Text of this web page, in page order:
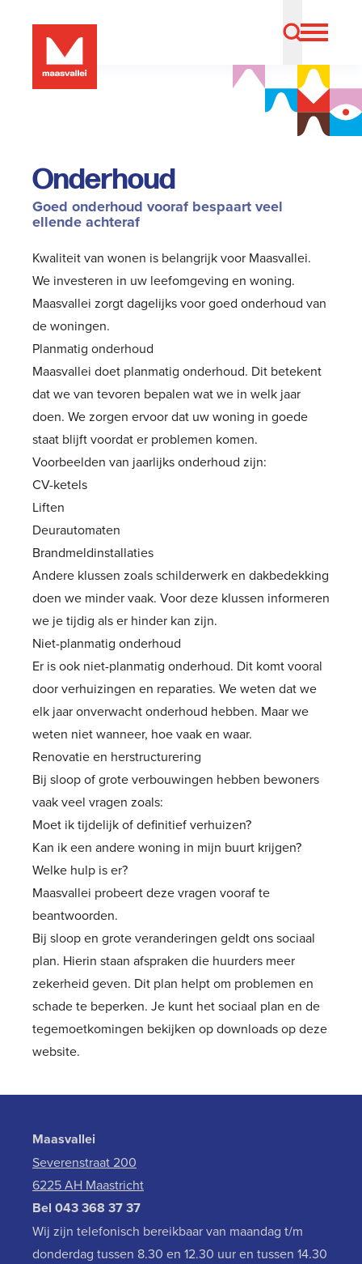
Onderhoud
Goed onderhoud vooraf bespaart veel
ellende achteraf
Kwaliteit van wonen is belangrijk voor Maasvallei.
We investeren in uw leefomgeving en woning.
Maasvallei zorgt dagelijks voor goed onderhoud van
de woningen.
Planmatig onderhoud
Maasvallei doet planmatig onderhoud. Dit betekent
dat we van tevoren bepalen wat we in welk jaar
doen. We zorgen ervoor dat uw woning in goede
staat blijft voordat er problemen komen.
Voorbeelden van jaarlijks onderhoud zijn:
CV-ketels
Liften
Deurautomaten
Brandmeldinstallaties
Andere klussen zoals schilderwerk en dakbedekking
doen we minder vaak. Voor deze klussen informeren
we je tijdig als er hinder kan zijn.
Niet-planmatig onderhoud
Er is ook niet-planmatig onderhoud. Dit komt vooral
door verhuizingen en reparaties. We weten dat we
elk jaar onverwacht onderhoud hebben. Maar we
weten niet wanneer, hoe vaak en waar.
Renovatie en herstructurering
Bij sloop of grote verbouwingen hebben bewoners
vaak veel vragen zoals:
Moet ik tijdelijk of definitief verhuizen?
Kan ik een andere woning in mijn buurt krijgen?
Welke hulp is er?
Maasvallei probeert deze vragen vooraf te
beantwoorden.
Bij sloop en grote veranderingen geldt ons sociaal
plan. Hierin staan afspraken die huurders meer
zekerheid geven. Dit plan helpt om problemen en
schade te beperken. Je kunt het sociaal plan en de
tegemoetkomingen bekijken opdownloadsop deze
website.
Maasvallei
Severenstraat 200
6225 AH Maastricht
Bel 043 368 37 37
Wij zijn telefonisch bereikbaar van maandag t/m
donderdag tussen 8.30 en 12.30 uur en tussen 14.30